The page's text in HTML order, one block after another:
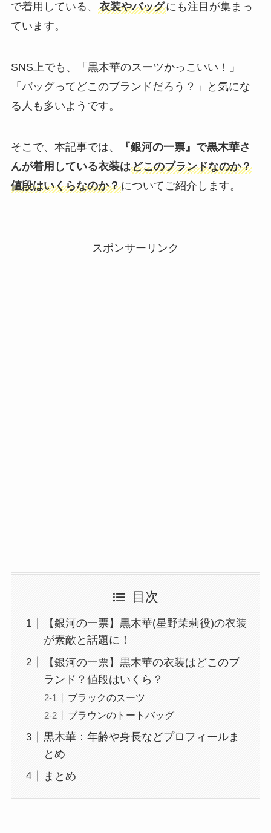
で着用している、 衣装やバッグにも注目が集まっ
ています。
SNS上でも、「黒木華のスーツかっこいい！」
「バッグってどこのブランドだろう？」と気にな
る人も多いようです。
そこで、本記事では、
『銀河の一票』で黒木華さ
んが着用している衣装はどこのブランドなのか？
値段はいくらなのか？についてご紹介します。
スポンサーリンク
目次
【銀河の一票】黒木華(星野茉莉役)の衣装
が素敵と話題に！
【銀河の一票】黒木華の衣装はどこのブ
ランド？値段はいくら？
ブラックのスーツ
ブラウンのトートバッグ
黒木華：年齢や身長などプロフィールま
とめ
まとめ